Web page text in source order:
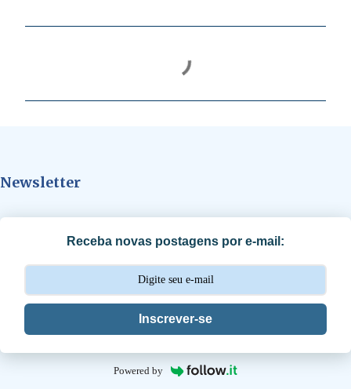
á
s
Newsletter
Receba novas postagens por e-mail:
Inscrever-se
Powered by